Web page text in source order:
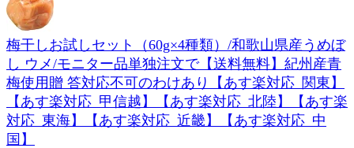
梅干しお試しセット（60g×4種類）/和歌山県産うめぼ
し ウメ/モニター品単独注文で【送料無料】紀州産青
梅使用贈 答対応不可のわけあり【あす楽対応_関東】
【あす楽対応_甲信越】【あす楽対応_北陸】【あす楽
対応_東海】【あす楽対応_近畿】【あす楽対応_中
国】